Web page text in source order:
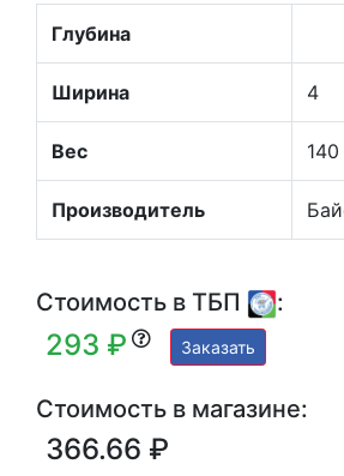
Глубина
Ширина 4
Вес 140
Производитель
Стоимость в ТБП :
293 ₽ Заказать
Стоимость в магазине:
366.66 ₽